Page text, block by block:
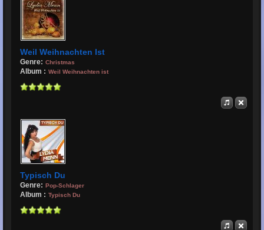
Weil Weihnachten Ist
Genre: Christmas
Album : Weil Weihnachten ist
Typisch Du
Genre: Pop-Schlager
Album : Typisch Du